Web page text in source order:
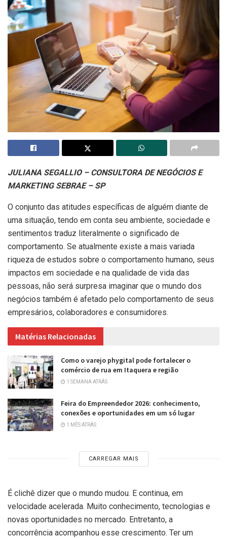
JULIANA SEGALLIO – CONSULTORA DE NEGÓCIOS E
MARKETING SEBRAE – SP
O conjunto das atitudes específicas de alguém diante de
uma situação, tendo em conta seu ambiente, sociedade e
sentimentos traduz literalmente o significado de
comportamento. Se atualmente existe a mais variada
riqueza de estudos sobre o comportamento humano, seus
impactos em sociedade e na qualidade de vida das
pessoas, não será surpresa imaginar que o mundo dos
negócios também é afetado pelo comportamento de seus
empresários, colaboradores e consumidores.
Matérias Relacionadas
Como o varejo phygital pode fortalecer o
comércio de rua em Itaquera e região
1 SEMANA ATRÁS
Feira do Empreendedor 2026: conhecimento,
conexões e oportunidades em um só lugar
1 MÊS ATRÁS
CARREGAR MAIS
É clichê dizer que o mundo mudou. E continua, em
velocidade acelerada. Muito conhecimento, tecnologias e
novas oportunidades no mercado. Entretanto, a
concorrência acompanhou esse crescimento. Ter um